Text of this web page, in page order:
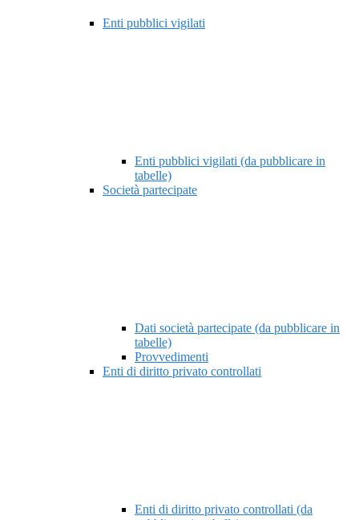
Enti pubblici vigilati
Enti pubblici vigilati (da pubblicare in
tabelle)
Società partecipate
Dati società partecipate (da pubblicare in
tabelle)
Provvedimenti
Enti di diritto privato controllati
Enti di diritto privato controllati (da